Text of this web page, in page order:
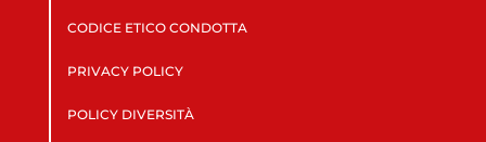
CODICE ETICO CONDOTTA
PRIVACY POLICY
POLICY DIVERSITÀ